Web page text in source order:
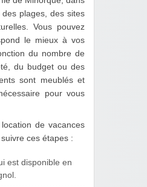
plages, des sites
Vous pouvez
le mieux à vos
du nombre de
du budget ou des
sont meublés et
pour vous
de vacances
ces étapes :
est disponible en